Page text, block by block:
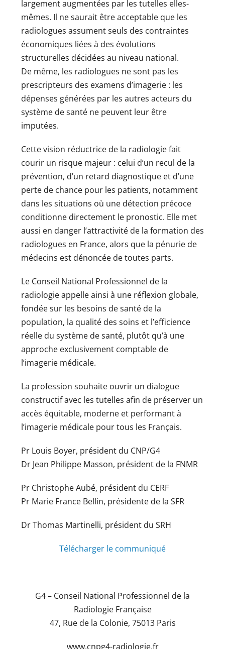
largement augmentées par les tutelles elles-
mêmes. Il ne saurait être acceptable que les
radiologues assument seuls des contraintes
économiques liées à des évolutions
structurelles décidées au niveau national.
De même, les radiologues ne sont pas les
prescripteurs des examens d’imagerie : les
dépenses générées par les autres acteurs du
système de santé ne peuvent leur être
imputées.
Cette vision réductrice de la radiologie fait
courir un risque majeur : celui d’un recul de la
prévention, d’un retard diagnostique et d’une
perte de chance pour les patients, notamment
dans les situations où une détection précoce
conditionne directement le pronostic. Elle met
aussi en danger l’attractivité de la formation des
radiologues en France, alors que la pénurie de
médecins est dénoncée de toutes parts.
Le Conseil National Professionnel de la
radiologie appelle ainsi à une réflexion globale,
fondée sur les besoins de santé de la
population, la qualité des soins et l’efficience
réelle du système de santé, plutôt qu’à une
approche exclusivement comptable de
l’imagerie médicale.
La profession souhaite ouvrir un dialogue
constructif avec les tutelles afin de préserver un
accès équitable, moderne et performant à
l’imagerie médicale pour tous les Français.
Pr Louis Boyer, président du CNP/G4
Dr Jean Philippe Masson, président de la FNMR
Pr Christophe Aubé, président du CERF
Pr Marie France Bellin, présidente de la SFR
Dr Thomas Martinelli, président du SRH
Télécharger le communiqué
G4 – Conseil National Professionnel de la
Radiologie Française
47, Rue de la Colonie, 75013 Paris
www.cnpg4-radiologie.fr